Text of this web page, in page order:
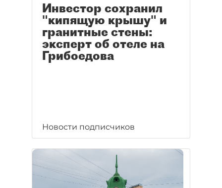
Инвестор сохранил
"кипящую крышу" и
гранитные стены:
эксперт об отеле на
Грибоедова
Новости подписчиков